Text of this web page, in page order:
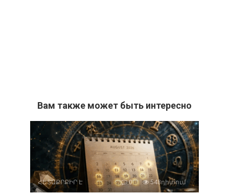
Вам также может быть интересно
ՀԵՏԱՔՐՔԻՐ Է 0 548դիտում